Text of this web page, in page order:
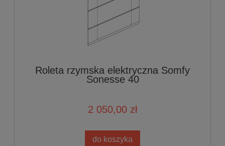
Roleta rzymska elektryczna Somfy
Sonesse 40
2 050,00 zł
do koszyka